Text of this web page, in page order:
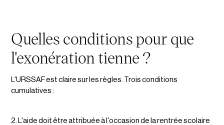
Quelles conditions pour que
l'exonération tienne ?
L'URSSAF est claire sur les règles. Trois conditions
cumulatives :
2. L'aide doit être attribuée à l'occasion de la rentrée scolaire